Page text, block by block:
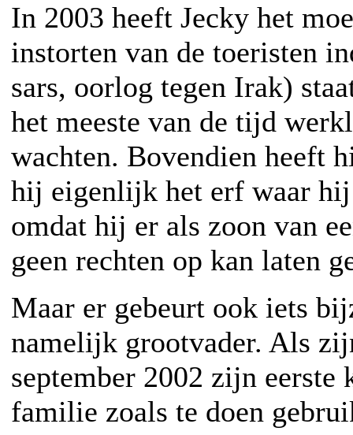
In 2003 heeft Jecky het
instorten van de toeristen
sars, oorlog tegen Irak)
het meeste van de tijd
wachten. Bovendien heeft
hij eigenlijk het erf waar
omdat hij er als zoon van
geen rechten op kan laten
Maar er gebeurt ook iets
namelijk grootvader. Als
september 2002 zijn
familie zoals te doen